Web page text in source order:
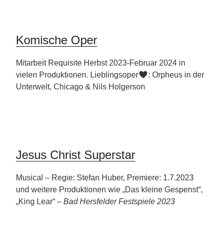
Komische Oper
Mitarbeit Requisite Herbst 2023-Februar 2024 in
vielen Produktionen. Lieblingsoper
: Orpheus in der
Unterwelt, Chicago & Nils Holgerson
Jesus Christ Superstar
Musical – Regie: Stefan Huber, Premiere: 1.7.2023
und weitere Produktionen wie „Das kleine Gespenst“,
„King Lear“ – Bad Hersfelder Festspiele 2023